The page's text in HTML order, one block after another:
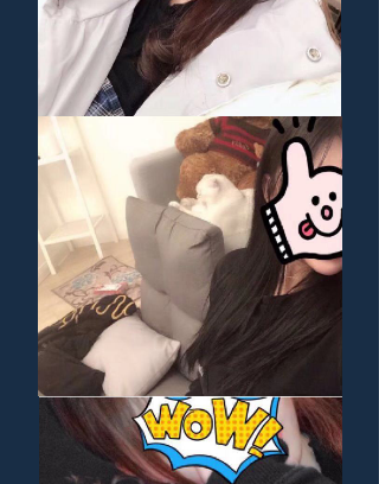
白雪
嘟嘟
安妮
联系我们
Plans & Pricing
VVIP会员